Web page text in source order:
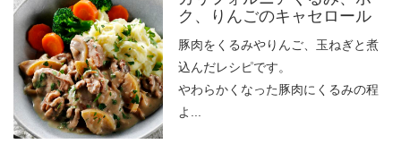
ク、りんごのキャセロール
豚肉をくるみやりんご、玉ねぎと煮
込んだレシピです。
やわらかくなった豚肉にくるみの程
よ...